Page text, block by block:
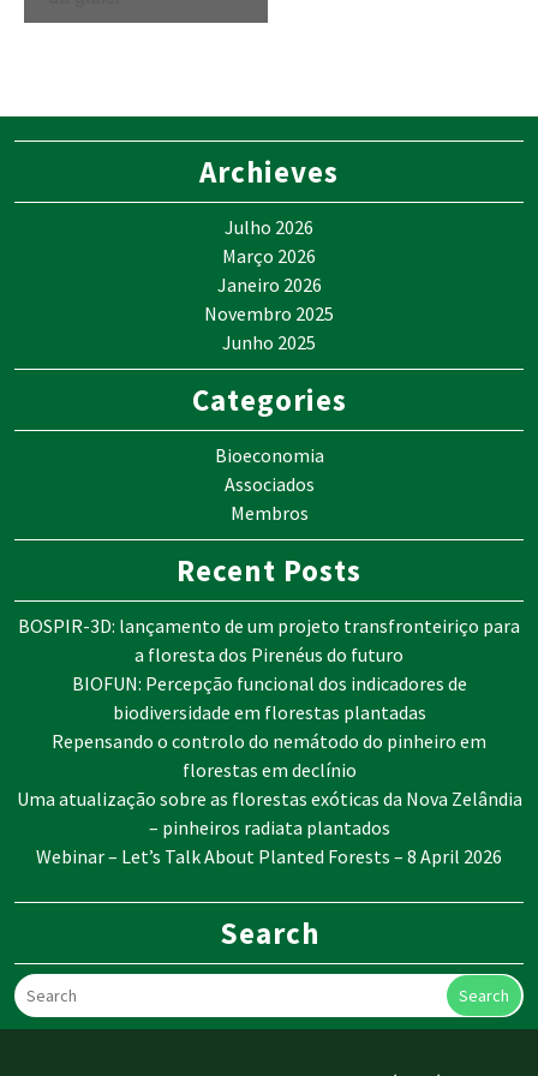
Archieves
Julho 2026
Março 2026
Janeiro 2026
Novembro 2025
Junho 2025
Categories
Bioeconomia
Associados
Membros
Recent Posts
BOSPIR-3D: lançamento de um projeto transfronteiriço para
a floresta dos Pirenéus do futuro
BIOFUN: Percepção funcional dos indicadores de
biodiversidade em florestas plantadas
Repensando o controlo do nemátodo do pinheiro em
florestas em declínio
Uma atualização sobre as florestas exóticas da Nova Zelândia
– pinheiros radiata plantados
Webinar – Let’s Talk About Planted Forests – 8 April 2026
Search
Search